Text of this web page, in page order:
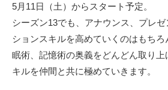
5月11日（土）からスタート予定。
シーズン13でも、アナウンス、プレ
ションスキルを高めていくのはもち
眠術、記憶術の奥義をどんどん取り上
キルを仲間と共に極めていきます。